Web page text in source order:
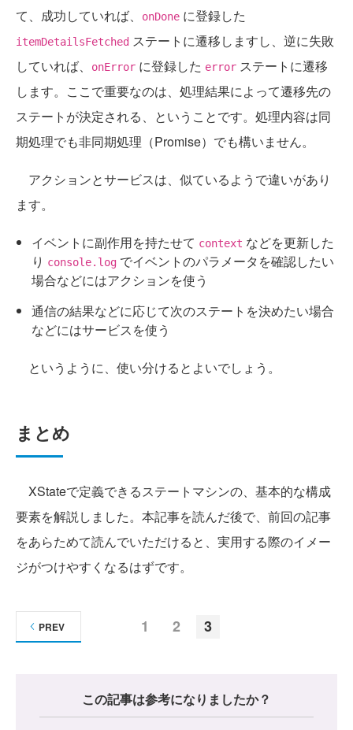
て、成功していれば、
onDone に登録した
itemDetailsFetched ステートに遷移しますし、逆に失敗
していれば、
onError に登録した error ステートに遷移
します。ここで重要なのは、処理結果によって遷移先の
ステートが決定される、ということです。処理内容は同
期処理でも非同期処理（Promise）でも構いません。
アクションとサービスは、似ているようで違いがあり
ます。
イベントに副作用を持たせて context などを更新した
り console.log でイベントのパラメータを確認したい
場合などにはアクションを使う
通信の結果などに応じて次のステートを決めたい場合
などにはサービスを使う
というように、使い分けるとよいでしょう。
まとめ
XStateで定義できるステートマシンの、基本的な構成
要素を解説しました。本記事を読んだ後で、前回の記事
をあらためて読んでいただけると、実用する際のイメー
ジがつけやすくなるはずです。
1 2 3
PREV
この記事は参考になりましたか？